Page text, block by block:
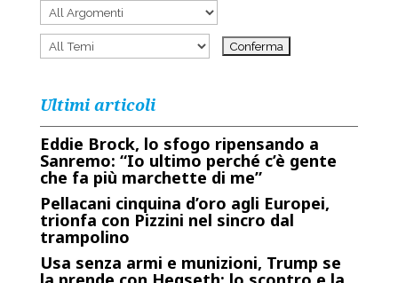
Ultimi articoli
Eddie Brock, lo sfogo ripensando a
Sanremo: “Io ultimo perché c’è gente
che fa più marchette di me”
Pellacani cinquina d’oro agli Europei,
trionfa con Pizzini nel sincro dal
trampolino
Usa senza armi e munizioni, Trump se